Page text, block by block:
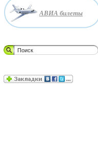
АВИА билеты